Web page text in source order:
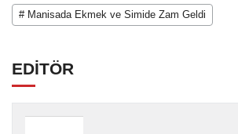
# Manisada Ekmek ve Simide Zam Geldi
EDİTÖR